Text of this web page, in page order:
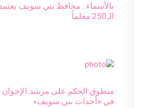
بالأسماء.. محافظ بني سويف
الـ250 معلماً
منطوق الحكم على مرشد الإخوان
في «أحداث بني سويف»